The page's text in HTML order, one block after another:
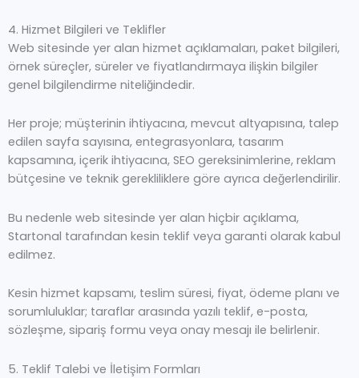
4. Hizmet Bilgileri ve Teklifler
Web sitesinde yer alan hizmet açıklamaları, paket bilgileri,
örnek süreçler, süreler ve fiyatlandırmaya ilişkin bilgiler
genel bilgilendirme niteliğindedir.
Her proje; müşterinin ihtiyacına, mevcut altyapısına, talep
edilen sayfa sayısına, entegrasyonlara, tasarım
kapsamına, içerik ihtiyacına, SEO gereksinimlerine, reklam
bütçesine ve teknik gerekliliklere göre ayrıca değerlendirilir.
Bu nedenle web sitesinde yer alan hiçbir açıklama,
Startonal tarafından kesin teklif veya garanti olarak kabul
edilmez.
Kesin hizmet kapsamı, teslim süresi, fiyat, ödeme planı ve
sorumluluklar; taraflar arasında yazılı teklif, e-posta,
sözleşme, sipariş formu veya onay mesajı ile belirlenir.
5. Teklif Talebi ve İletişim Formları